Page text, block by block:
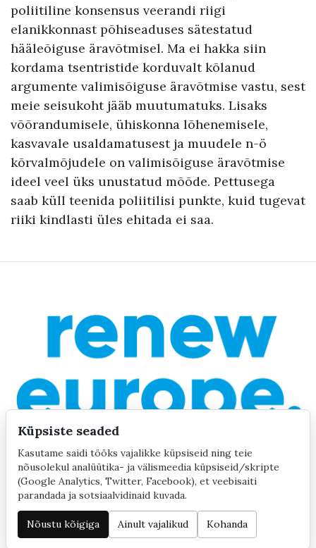
poliitiline konsensus veerandi riigi
elanikkonnast põhiseaduses sätestatud
hääleõiguse äravõtmisel. Ma ei hakka siin
kordama tsentristide korduvalt kõlanud
argumente valimisõiguse äravõtmise vastu, sest
meie seisukoht jääb muutumatuks. Lisaks
võõrandumisele, ühiskonna lõhenemisele,
kasvavale usaldamatusest ja muudele n-ö
kõrvalmõjudele on valimisõiguse äravõtmise
ideel veel üks unustatud mõõde. Pettusega
saab küll teenida poliitilisi punkte, kuid tugevat
riiki kindlasti üles ehitada ei saa.
©2020 by Yana Toom Küpsiste seaded
Küpsiste seaded
Kasutame saidi tööks vajalikke küpsiseid ning teie
nõusolekul analüütika- ja välismeedia küpsiseid/skripte
(Google Analytics, Twitter, Facebook), et veebisaiti
parandada ja sotsiaalvidinaid kuvada.
Nõustu kõigiga Ainult vajalikud Kohanda